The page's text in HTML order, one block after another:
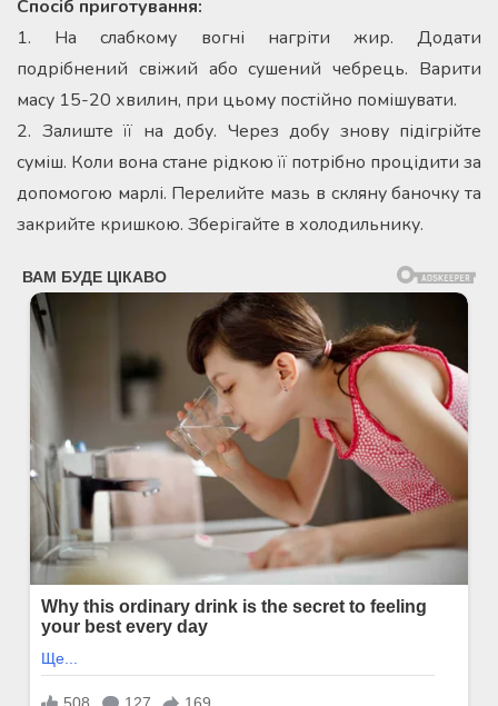
Спосіб приготування:
1. На слабкому вогні нагріти жир. Додати
подрібнений свіжий або сушений чебрець. Варити
масу 15-20 хвилин, при цьому постійно помішувати.
2. Залиште її на добу. Через добу знову підігрійте
суміш. Коли вона стане рідкою її потрібно процідити за
допомогою марлі. Перелийте мазь в скляну баночку та
закрийте кришкою. Зберігайте в холодильнику.